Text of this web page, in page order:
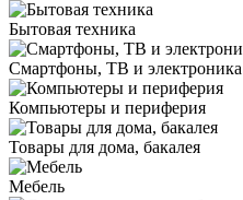
Бытовая техника
Смартфоны, ТВ и электроника
Компьютеры и периферия
Товары для дома, бакалея
Мебель